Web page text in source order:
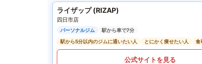
ライザップ (RIZAP)
四日市店
パーソナルジム
駅から車で7分
駅から5分以内のジムに通いたい人
とにかく痩せたい人 食
公式サイトを見る